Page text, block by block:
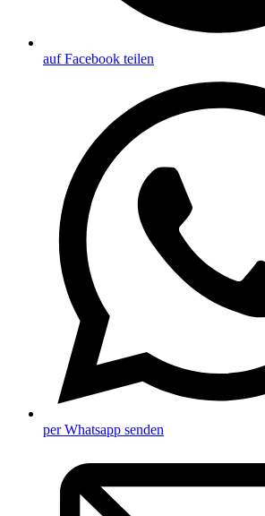
auf Facebook teilen
per Whatsapp senden